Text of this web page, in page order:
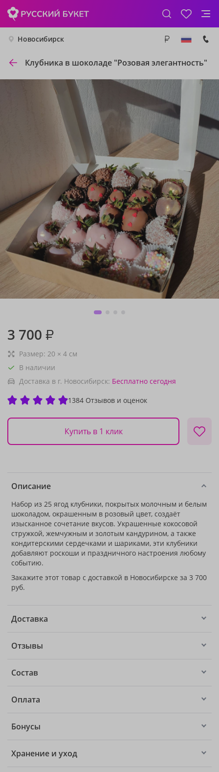
Новосибирск
Клубника в шоколаде "Розовая элегантность"
3 700 ₽
Размер: 20 × 4 см
В наличии
Доставка в г. Новосибирск: Бесплатно сегодня
1384 Отзывов и оценок
Купить в 1 клик
Описание
Набор из 25 ягод клубники, покрытых молочным и белым
шоколадом, окрашенным в розовый цвет, создаёт
изысканное сочетание вкусов. Украшенные кокосовой
стружкой, жемчужным и золотым кандурином, а также
кондитерскими сердечками и шариками, эти клубники
добавляют роскоши и праздничного настроения любому
событию.
Закажите этот товар с доставкой в Новосибирске за 3 700
руб.
Доставка
Отзывы
Состав
Оплата
Бонусы
Хранение и уход